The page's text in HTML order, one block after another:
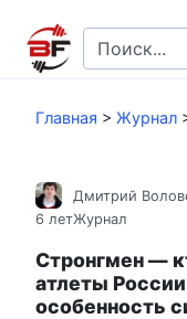
контенту
Search
for:
Главная > Журнал
Дмитрий
6 летЖурнал
Стронгмен —
атлеты
особенность